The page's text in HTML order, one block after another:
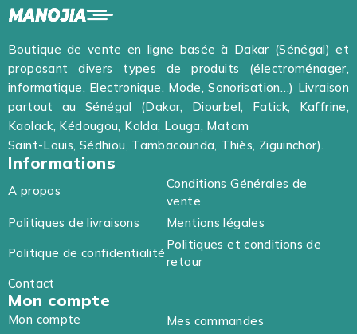
Boutique de vente en ligne basée à Dakar (Sénégal) et
proposant divers types de produits (électroménager,
informatique, Electronique, Mode, Sonorisation…) Livraison
partout au Sénégal (Dakar, Diourbel, Fatick, Kaffrine,
Kaolack, Kédougou, Kolda, Louga, Matam
Saint-Louis, Sédhiou, Tambacounda, Thiès, Ziguinchor).
Informations
A propos
Conditions Générales de
vente
Politiques de livraisons
Mentions légales
Politique de confidentialité
Politiques et conditions de
retour
Contact
Mon compte
Mon compte
Mes commandes